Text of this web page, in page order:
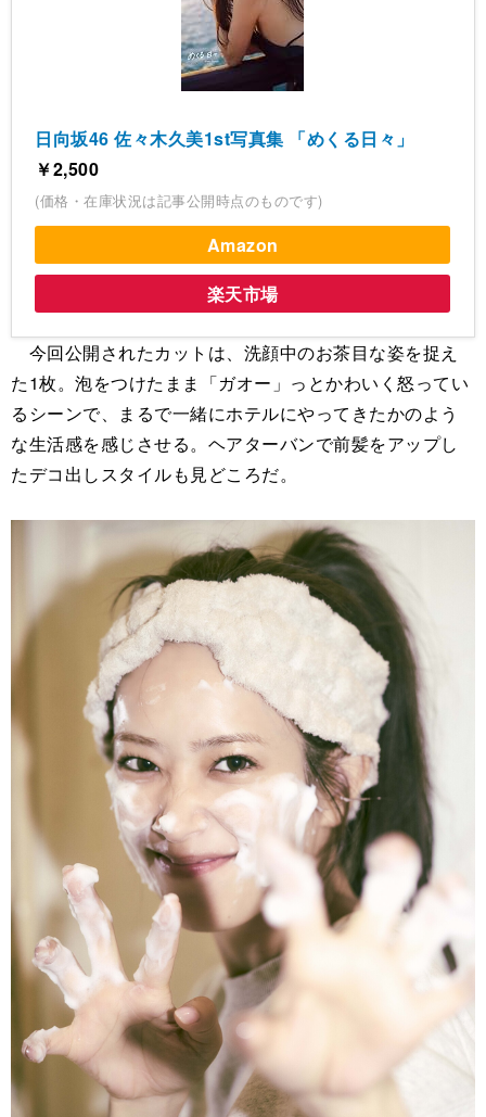
日向坂46 佐々木久美1st写真集 「めくる日々」
￥2,500
(価格・在庫状況は記事公開時点のものです)
Amazon
楽天市場
今回公開されたカットは、洗顔中のお茶目な姿を捉え
た1枚。泡をつけたまま「ガオー」っとかわいく怒ってい
るシーンで、まるで一緒にホテルにやってきたかのよう
な生活感を感じさせる。ヘアターバンで前髪をアップし
たデコ出しスタイルも見どころだ。